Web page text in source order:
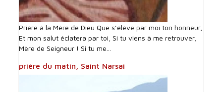
Prière à la Mère de Dieu Que s’élève par moi ton honneur,
Et mon salut éclatera par toi, Si tu viens à me retrouver,
Mère de Seigneur ! Si tu me...
prière du matin, Saint Narsai